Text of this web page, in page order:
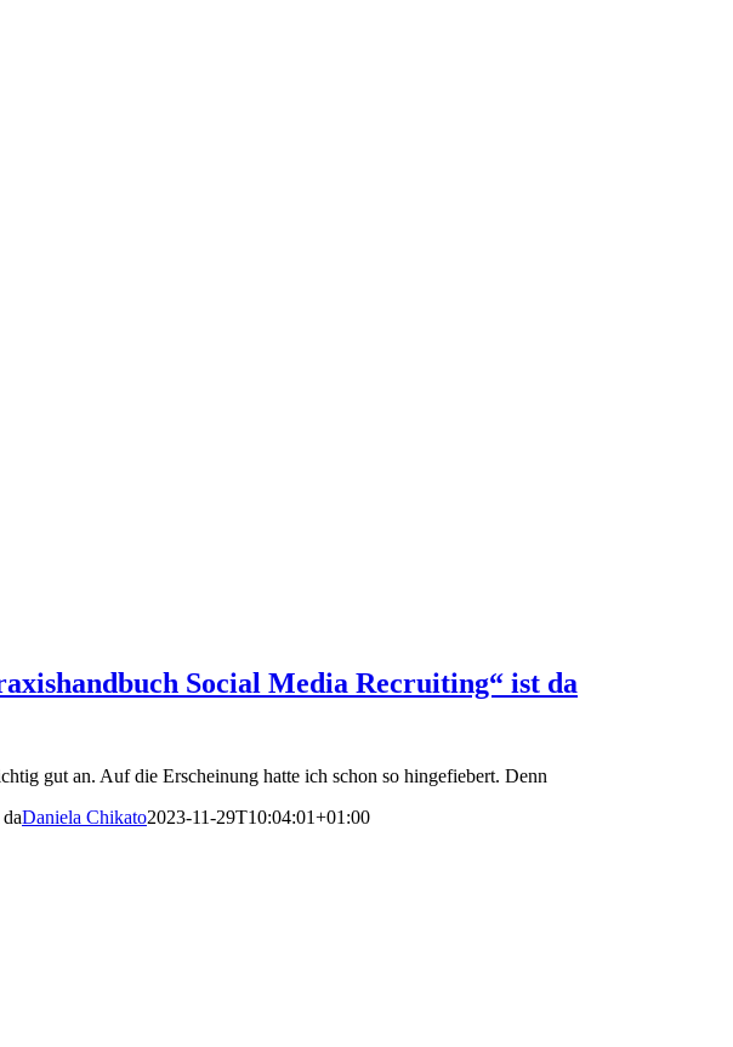
Social Media Recruiting“ ist da
gut an. Auf die Erscheinung hatte ich schon so hingefiebert. Denn
Daniela Chikato2023-11-29T10:04:01+01:00